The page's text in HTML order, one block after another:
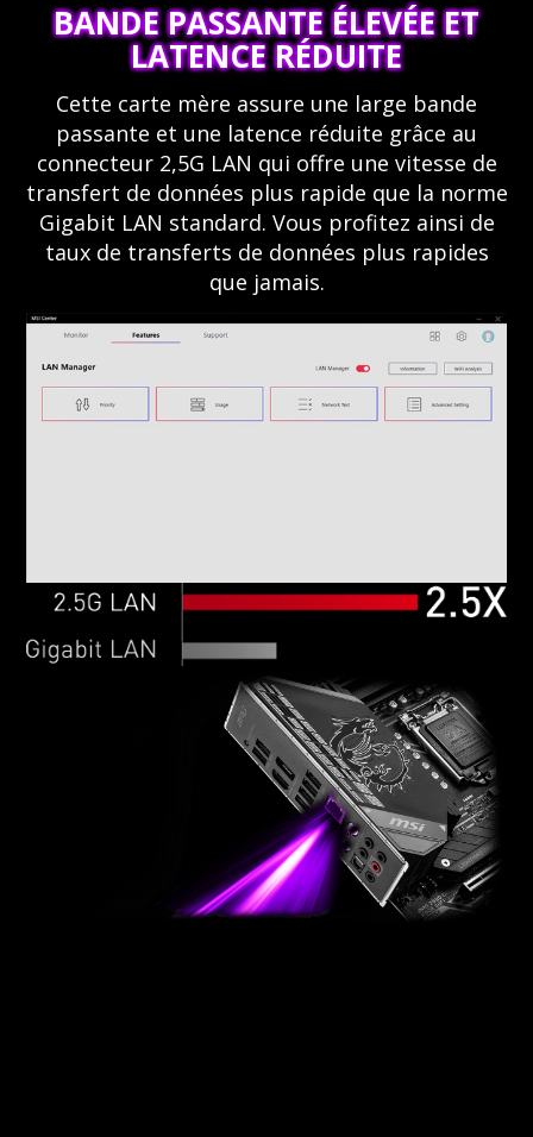
BANDE PASSANTE ÉLEVÉE ET
LATENCE RÉDUITE
Cette carte mère assure une large bande
passante et une latence réduite grâce au
connecteur 2,5G LAN qui offre une vitesse de
transfert de données plus rapide que la norme
Gigabit LAN standard. Vous profitez ainsi de
taux de transferts de données plus rapides
que jamais.